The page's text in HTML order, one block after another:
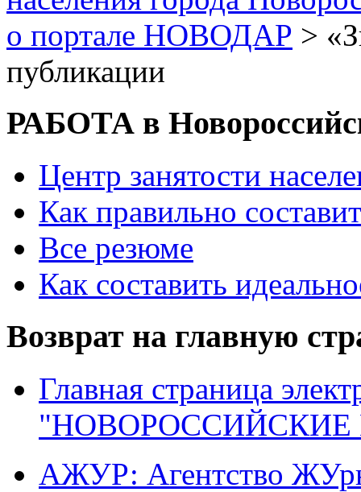
о портале НОВОДАР >
публикации
РАБОТА в
Центр занятости
Как правильно
Все резюме
Как составить
Возврат на главную
Главная страница
"НОВОРОССИЙСКИЕ
АЖУР: Агентство